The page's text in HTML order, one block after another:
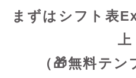
まずはシフト表
上
（🎁無料テン